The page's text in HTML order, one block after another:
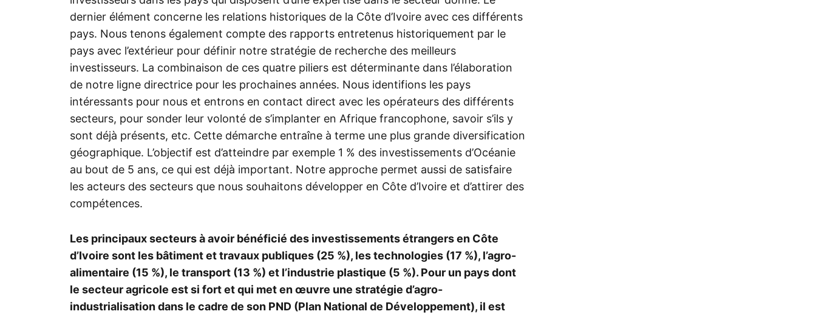
dernier élément concerne les relations historiques de la Côte d’Ivoire avec ces différents
pays. Nous tenons également compte des rapports entretenus historiquement par le
pays avec l’extérieur pour définir notre stratégie de recherche des meilleurs
investisseurs. La combinaison de ces quatre piliers est déterminante dans l’élaboration
de notre ligne directrice pour les prochaines années. Nous identifions les pays
intéressants pour nous et entrons en contact direct avec les opérateurs des différents
secteurs, pour sonder leur volonté de s’implanter en Afrique francophone, savoir s’ils y
sont déjà présents, etc. Cette démarche entraîne à terme une plus grande diversification
géographique. L’objectif est d’atteindre par exemple 1 % des investissements d’Océanie
au bout de 5 ans, ce qui est déjà important. Notre approche permet aussi de satisfaire
les acteurs des secteurs que nous souhaitons développer en Côte d’Ivoire et d’attirer des
compétences.
Les principaux secteurs à avoir bénéficié des investissements étrangers en Côte
d’Ivoire sont les bâtiment et travaux publiques (25 %), les technologies (17 %), l’agro-
alimentaire (15 %), le transport (13 %) et l’industrie plastique (5 %). Pour un pays dont
le secteur agricole est si fort et qui met en œuvre une stratégie d’agro-
industrialisation dans le cadre de son PND (Plan National de Développement), il est